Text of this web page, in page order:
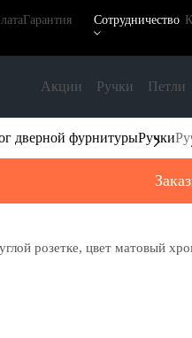
Гарантия Сотрудничество
Акции Ручки Петли
дверной фурнитурыРучки
розетке, цвет матовый